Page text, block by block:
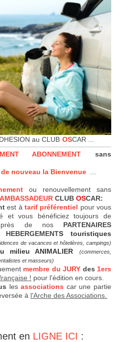
au CLUB OSCAR ...
ABONNEMENT sans
de nouveau la Bienvenue
ou renouvellement sans
AMBASSADEUR CLUB OSCAR:
est à tarif préférentiel pour vous
et vous bénéficiez toujours de
de nos PARTENAIRES
HEBERGEMENTS touristiques
de vacances et hôtelières, campings)
milieu ANIMALIER
(commerces,
et masseurs)
membre du JURY des 1ers
! pour l'édition en cours.
les associations car une partie
à l'Arche des Associations.
en LIGNE ICI :